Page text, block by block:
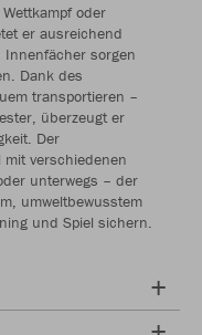
oder
er ausreichend
Innenfächer sorgen
Dank des
transportieren –
überzeugt er
Der
verschiedenen
unterwegs – der
umweltbewusstem
und Spiel sichern.